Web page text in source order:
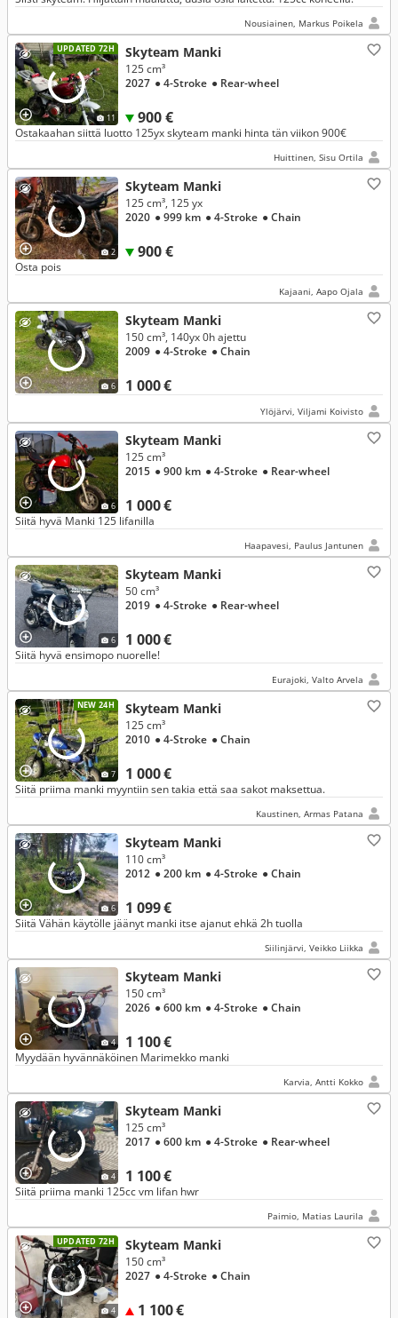
Nousiainen, Markus Poikela
UPDATED 72H
11
Skyteam Manki
900 €
125 cm³
2027 ● 4-Stroke ● Rear-wheel
Ostakaahan siittä luotto 125yx skyteam manki hinta tän viikon 900€
Huittinen, Sisu Ortila
2
Skyteam Manki
900 €
125 cm³, 125 yx
2020 ● 999 km ● 4-Stroke ● Chain
Osta pois
Kajaani, Aapo Ojala
6
Skyteam Manki
1 000 €
150 cm³, 140yx 0h ajettu
2009 ● 4-Stroke ● Chain
Ylöjärvi, Viljami Koivisto
6
Skyteam Manki
1 000 €
125 cm³
2015 ● 900 km ● 4-Stroke ● Rear-wheel
Siitä hyvä Manki 125 lifanilla
Haapavesi, Paulus Jantunen
6
Skyteam Manki
1 000 €
50 cm³
2019 ● 4-Stroke ● Rear-wheel
Siitä hyvä ensimopo nuorelle!
Eurajoki, Valto Arvela
NEW 24H
7
Skyteam Manki
1 000 €
125 cm³
2010 ● 4-Stroke ● Chain
Siitä priima manki myyntiin sen takia että saa sakot maksettua.
Kaustinen, Armas Patana
6
Skyteam Manki
1 099 €
110 cm³
2012 ● 200 km ● 4-Stroke ● Chain
Siitä Vähän käytölle jäänyt manki itse ajanut ehkä 2h tuolla
Siilinjärvi, Veikko Liikka
4
Skyteam Manki
1 100 €
150 cm³
2026 ● 600 km ● 4-Stroke ● Chain
Myydään hyvännäköinen Marimekko manki
Karvia, Antti Kokko
4
Skyteam Manki
1 100 €
125 cm³
2017 ● 600 km ● 4-Stroke ● Rear-wheel
Siitä priima manki 125cc vm lifan hwr
Paimio, Matias Laurila
UPDATED 72H
4
Skyteam Manki
1 100 €
150 cm³
2027 ● 4-Stroke ● Chain